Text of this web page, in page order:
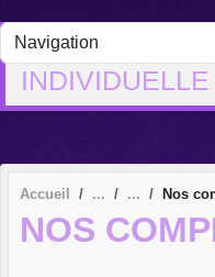
Accueil Nos
NOS